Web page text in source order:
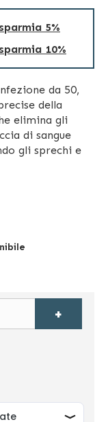
5%
10%
da 50,
della
elimina gli
di sangue
gli sprechi e
+